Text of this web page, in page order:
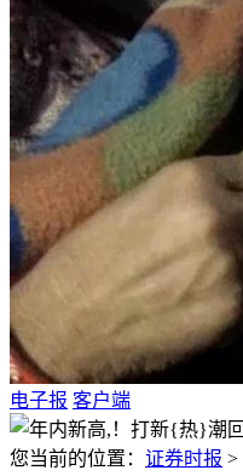
电子报 客户端
您当前的位置： 证券时报 >